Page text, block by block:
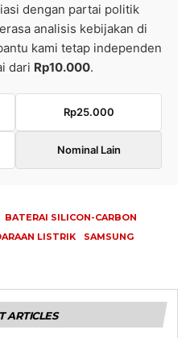
dengan partai politik
analisis kebijakan di
kami tetap independen
dari Rp10.000.
Rp25.000
Nominal Lain
BATERAI SILICON-CARBON
LISTRIK
SAMSUNG
ARTICLES